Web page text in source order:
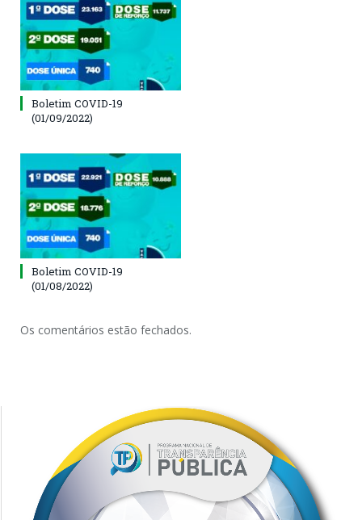
Boletim COVID-19
(01/09/2022)
Boletim COVID-19
(01/08/2022)
Os comentários estão fechados.